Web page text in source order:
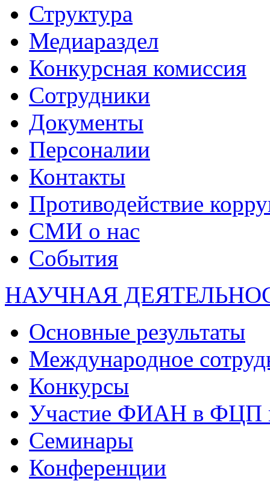
Структура
Медиараздел
Конкурсная комиссия
Сотрудники
Документы
Персоналии
Контакты
Противодействие
СМИ о нас
События
НАУЧНАЯ
Основные результаты
Международное
Конкурсы
Участие ФИАН в ФЦП
Семинары
Конференции